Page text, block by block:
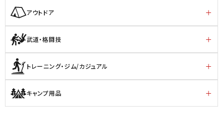
アウトドア
武道・格闘技
トレーニング・ジム/カジュアル
キャンプ用品